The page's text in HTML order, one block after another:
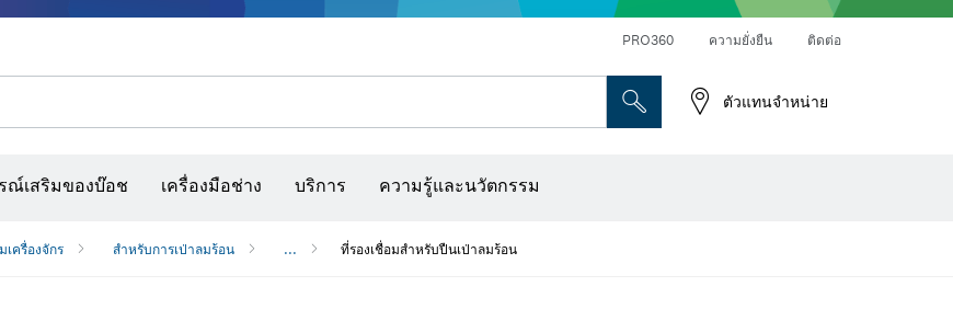
PRO360 ความยั่งยืน ติดต่อ
ตัวแทนจำหน่าย
ณ์เสริมของบ๊อช เครื่องมือช่าง บริการ ความรู้และนวัตกรรม
เครื่องจักร สำหรับการเป่าลมร้อน ... ที่รองเชื่อมสำหรับปืนเป่าลมร้อน